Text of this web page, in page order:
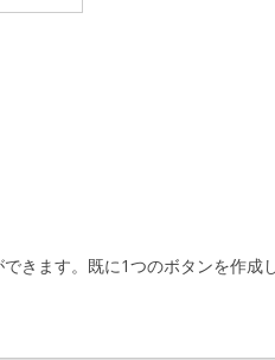
きます。既に1つのボタンを作